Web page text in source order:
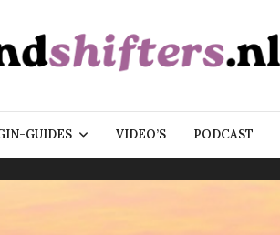
GUIDES VIDEO’S PODCAST